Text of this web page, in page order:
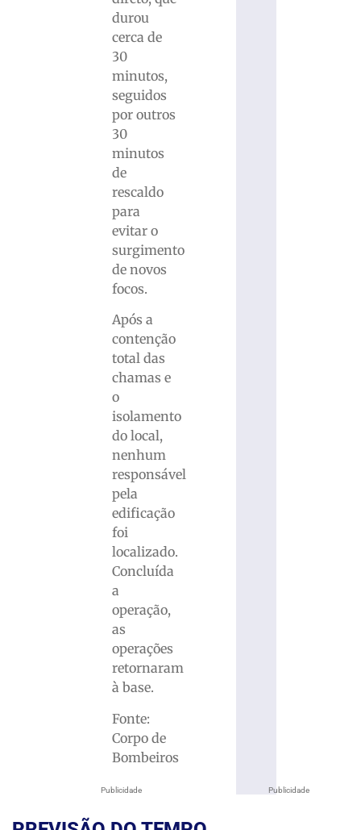
Publicidade
durou
cerca de
30
minutos,
seguidos
por outros
30
minutos
de
rescaldo
para
evitar o
surgimento
de novos
focos.
Após a
contenção
total das
chamas e
o
isolamento
do local,
nenhum
responsável
pela
edificação
foi
localizado.
Concluída
a
operação,
as
operações
retornaram
à base.
Fonte:
Corpo de
Bombeiros
Publicidade